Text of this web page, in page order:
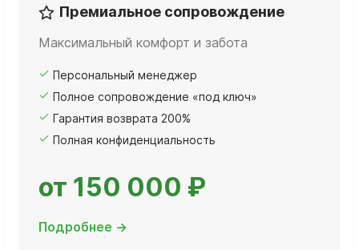
Премиальное сопровождение
Максимальный комфорт и забота
Персональный менеджер
Полное сопровождение «под ключ»
Гарантия возврата 200%
Полная конфиденциальность
от 150 000 ₽
Подробнее →